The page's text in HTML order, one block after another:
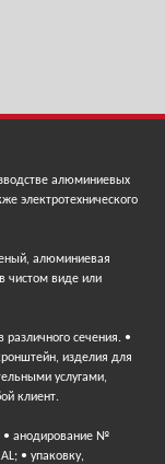
алюминиевых
электротехнического
алюминиевая
чистом виде или
сечения. •
изделия для
услугами,
клиент.
• анодирование №
• упаковку,